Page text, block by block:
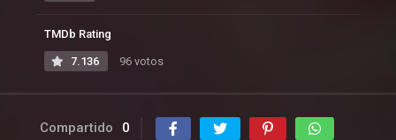
TMDb Rating
7.136 96 votos
Compartido 0